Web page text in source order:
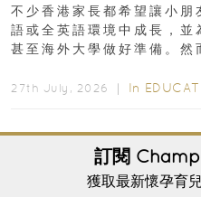
不少香港家長都希望讓小朋
語或全英語環境中成長，並
甚至海外大學做好準備。然
27th July, 2026 ｜ In
訂閱
獲取最新懷孕育